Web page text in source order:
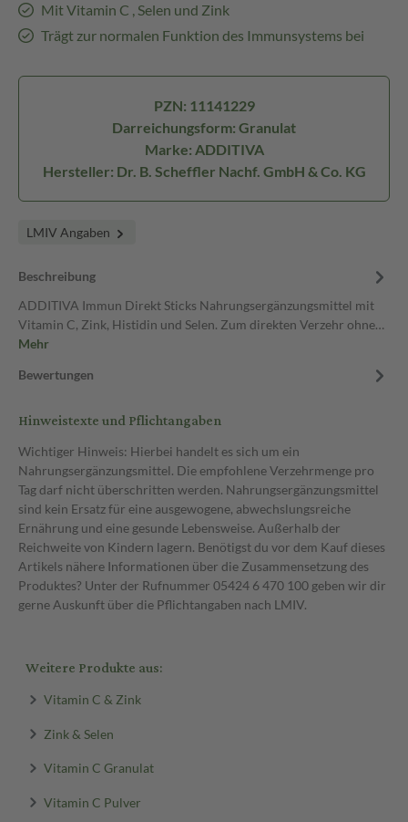
Mit Vitamin C , Selen und Zink
Trägt zur normalen Funktion des Immunsystems bei
PZN: 11141229
Darreichungsform: Granulat
Marke: ADDITIVA
Hersteller: Dr. B. Scheffler Nachf. GmbH & Co. KG
LMIV Angaben
Beschreibung
ADDITIVA Immun Direkt Sticks Nahrungsergänzungsmittel mit
Vitamin C, Zink, Histidin und Selen. Zum direkten Verzehr ohne…
Mehr
Bewertungen
Hinweistexte und Pflichtangaben
Wichtiger Hinweis: Hierbei handelt es sich um ein
Nahrungsergänzungsmittel. Die empfohlene Verzehrmenge pro
Tag darf nicht überschritten werden. Nahrungsergänzungsmittel
sind kein Ersatz für eine ausgewogene, abwechslungsreiche
Ernährung und eine gesunde Lebensweise. Außerhalb der
Reichweite von Kindern lagern. Benötigst du vor dem Kauf dieses
Artikels nähere Informationen über die Zusammensetzung des
Produktes? Unter der Rufnummer 05424 6 470 100 geben wir dir
gerne Auskunft über die Pflichtangaben nach LMIV.
Weitere Produkte aus:
Vitamin C & Zink
Zink & Selen
Vitamin C Granulat
Vitamin C Pulver